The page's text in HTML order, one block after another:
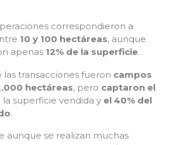
correspondieron a
10 y 100 hectáreas, aunque
apenas 12% de la superficie.
las transacciones fueron campos
hectáreas, pero captaron el
la superficie vendida y el 40% del
.
aunque se realizan muchas